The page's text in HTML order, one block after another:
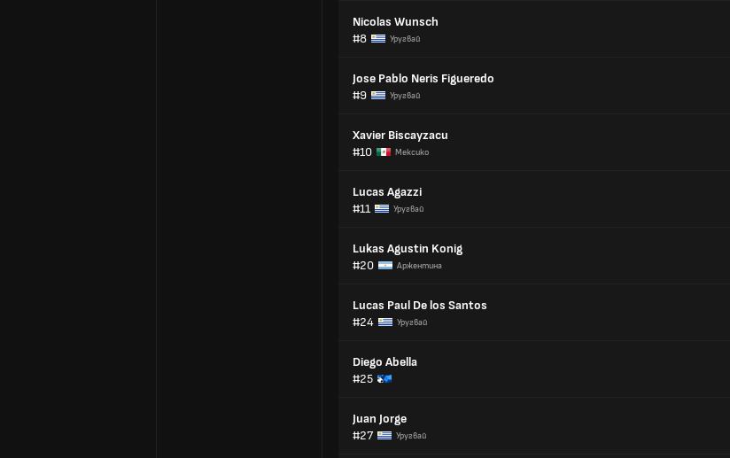
Nicolas Wunsch
#8
Уругвай
Jose Pablo Neris Figueredo
#9
Уругвай
Xavier Biscayzacu
#10
Мексико
Lucas Agazzi
#11
Уругвай
Lukas Agustin Konig
#20
Аржентина
Lucas Paul De los Santos
#24
Уругвай
Diego Abella
#25
Juan Jorge
#27
Уругвай